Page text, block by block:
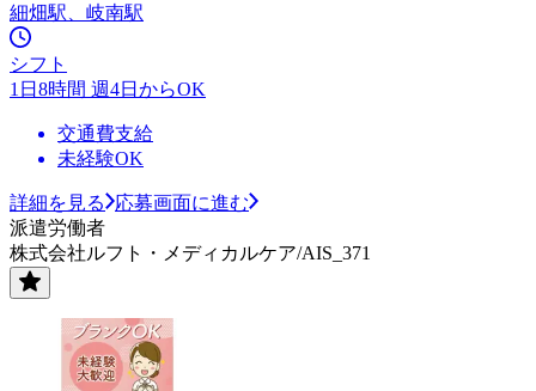
細畑駅、岐南駅
シフト
1日8時間 週4日からOK
交通費支給
未経験OK
詳細を見る
応募画面に進む
派遣労働者
株式会社ルフト・メディカルケア/AIS_371